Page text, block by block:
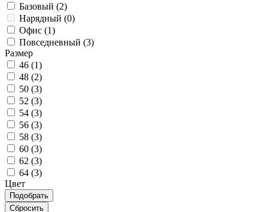
Базовый (2)
Нарядный (0)
Офис (1)
Повседневный (3)
Размер
46 (1)
48 (2)
50 (3)
52 (3)
54 (3)
56 (3)
58 (3)
60 (3)
62 (3)
64 (3)
Цвет